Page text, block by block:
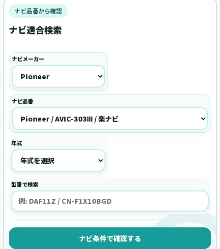
ナビ品番から確認
ナビ適合検索
ナビメーカー
ナビ品番
年式
型番で検索
ナビ条件で確認する